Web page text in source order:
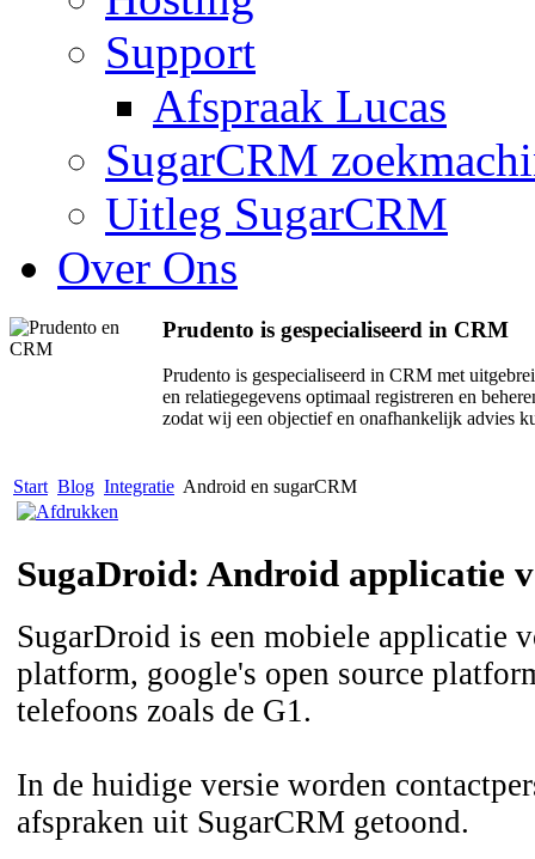
Support
Afspraak Lucas
SugarCRM
Uitleg SugarCRM
Over Ons
Prudento is gespecialiseerd in CRM
Prudento is gespecialiseerd in CRM met
en relatiegegevens optimaal registreren en
zodat wij een objectief en onafhankelijk advies
Start Blog Integratie Android en sugarCRM
SugaDroid: Android applicatie
SugarDroid is een mobiele applicatie
platform, google's open source
telefoons zoals de G1.
In de huidige versie worden
afspraken uit SugarCRM getoond.